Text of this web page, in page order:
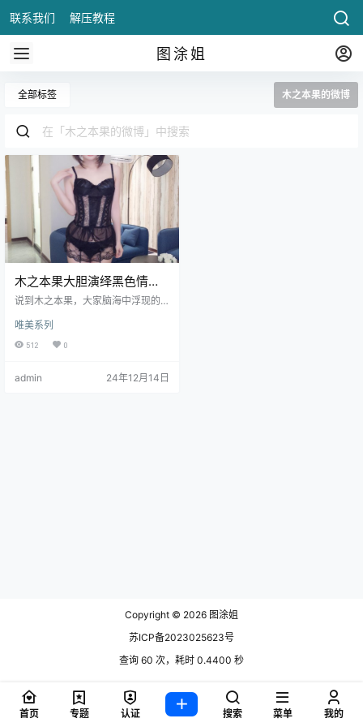
联系我们 解压教程
图涂姐
全部标签 木之本果的微博
木之本果大胆演绎黑色情趣
内衣，展现性感与魅惑的完
说到木之本果，大家脑海中浮现的
象。可爱温柔的她，总能以灵动俏
皮的角色惊.
唯美系列
512 0
admin 24年12月14日
Copyright © 2026 图涂姐
苏ICP备2023025623号
查询 60 次，耗时 0.4400 秒
首页 专题 认证 搜索 菜单 我的